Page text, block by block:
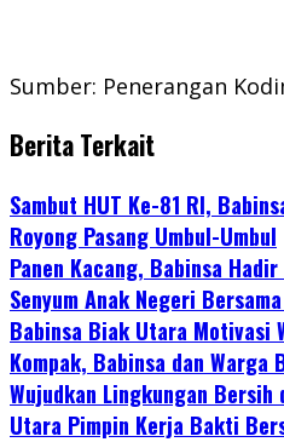
Sumber: Penerangan
Berita Terkait
Sambut HUT Ke-81 RI,
Royong Pasang Umbul-Umbul
Panen Kacang, Babinsa
Senyum Anak Negeri
Babinsa Biak Utara Motivasi
Kompak, Babinsa dan Warga
Wujudkan Lingkungan
Utara Pimpin Kerja Bakti